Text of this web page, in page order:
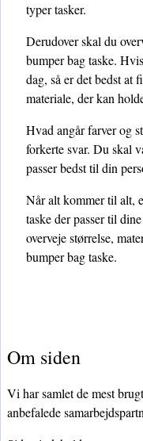
typer tasker.
Derudover skal du
bumper bag taske.
dag, så er det bedst at
materiale, der kan
Hvad angår farver og
forkerte svar. Du skal
passer bedst til din
Når alt kommer til alt,
taske der passer til
overveje størrelse,
bumper bag taske.
Om siden
Vi har samlet de mest
anbefalede